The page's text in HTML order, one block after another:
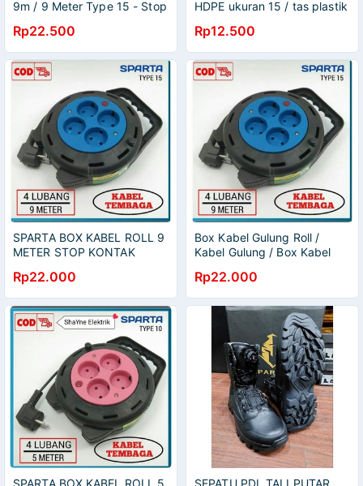
9m / 9 Meter Type 15 - Stop
SPARTA
Rp22.500
HDPE ukuran 15 / tas plastik
kantong kresek bening
ukuran kecil
Rp12.500
SPARTA BOX KABEL ROLL 9
METER STOP KONTAK
COLOKAN
Rp22.000
Box Kabel Gulung Roll /
Kabel Gulung / Box Kabel
Lubang
Rp22.000
SPARTA BOX KABEL ROLL 5
SEPATU PDL TALI PUTAR